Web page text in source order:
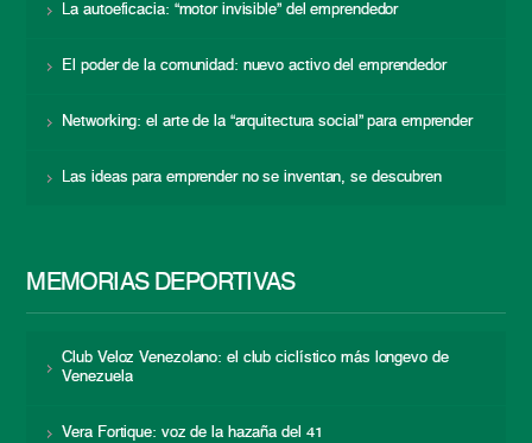
La autoeficacia: “motor invisible” del emprendedor
El poder de la comunidad: nuevo activo del emprendedor
Networking: el arte de la “arquitectura social” para emprender
Las ideas para emprender no se inventan, se descubren
MEMORIAS DEPORTIVAS
Club Veloz Venezolano: el club ciclístico más longevo de
Venezuela
Vera Fortique: voz de la hazaña del 41